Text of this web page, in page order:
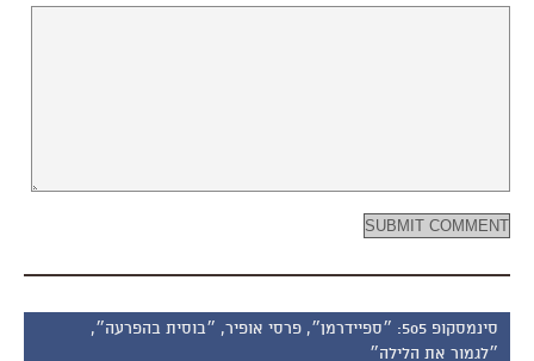
סינמסקופ 505: ״ספיידרמן״, פרסי אופיר, ״בוסית בהפרעה״,
״לגמור את הלילה״